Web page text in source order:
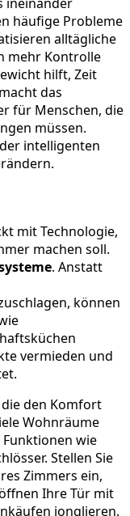
häufige Probleme
alltägliche
mehr Kontrolle
hilft, Zeit
das
für Menschen, die
müssen.
intelligenten
mit Technologie,
machen soll.
. Anstatt
können
vermieden und
die den Komfort
Wohnräume
wie
Stellen Sie
Zimmers ein,
Ihre Tür mit
jonglieren.